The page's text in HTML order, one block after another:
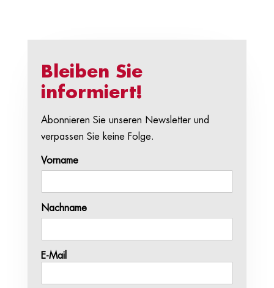
Bleiben Sie
informiert!
Abonnieren Sie unseren Newsletter und
verpassen Sie keine Folge.
Vorname
Nachname
E-Mail